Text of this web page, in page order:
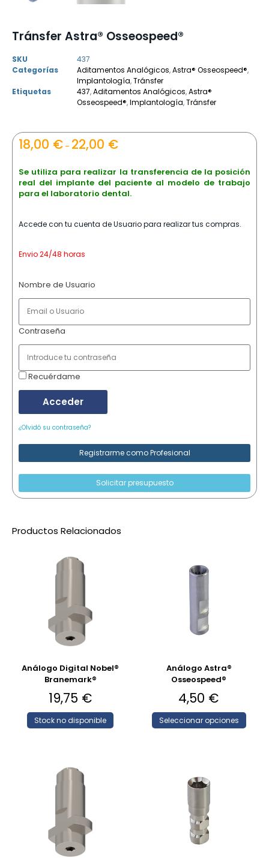
Tránsfer Astra® Osseospeed®
SKU
437
Categorías
Aditamentos Analógicos,Astra® Osseospeed®,
Implantología,Tránsfer
Etiquetas
437,Aditamentos Analógicos,Astra®
Osseospeed®,Implantología,Tránsfer
18,00 €– 22,00 €
Se utiliza para realizar la transferencia de la posición
real del implante del paciente al modelo de trabajo
para el laboratorio dental.
Accede con tu cuenta de Usuario para realizar tus compras.
Envio 24/48 horas
Nombre de Usuario
Contraseña
Recuérdame
Acceder
¿Olvidó su contraseña?
Registrarme como Profesional
Solicitar presupuesto
Productos Relacionados
Análogo Digital Nobel®
Branemark®
19,75 €
Stock no disponible
Análogo Astra®
Osseospeed®
4,50 €
Seleccionar opciones